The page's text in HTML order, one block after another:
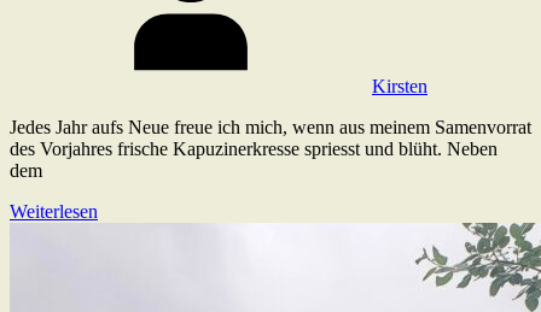
Kirsten
Jedes Jahr aufs Neue freue ich mich, wenn aus meinem Samenvorrat
des Vorjahres frische Kapuzinerkresse spriesst und blüht. Neben
dem
Weiterlesen